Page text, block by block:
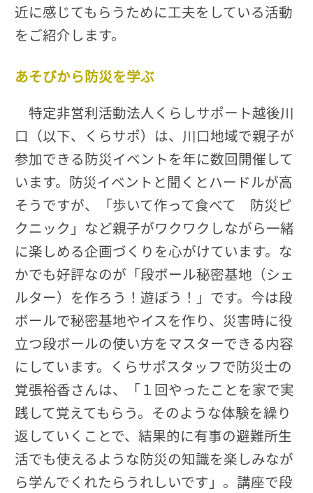
近に感じてもらうために工夫をしている活動
をご紹介します。
あそびから防災を学ぶ
特定非営利活動法人くらしサポート越後川
口（以下、くらサポ）は、川口地域で親子が
参加できる防災イベントを年に数回開催して
います。防災イベントと聞くとハードルが高
そうですが、「歩いて作って食べて 防災ピ
クニック」など親子がワクワクしながら一緒
に楽しめる企画づくりを心がけています。な
かでも好評なのが「段ボール秘密基地（シェ
ルター）を作ろう！遊ぼう！」です。今は段
ボールで秘密基地やイスを作り、災害時に役
立つ段ボールの使い方をマスターできる内容
にしています。くらサポスタッフで防災士の
覚張裕香さんは、「１回やったことを家で実
践して覚えてもらう。そのような体験を繰り
返していくことで、結果的に有事の避難所生
活でも使えるような防災の知識を楽しみなが
ら学んでくれたらうれしいです」。講座で段